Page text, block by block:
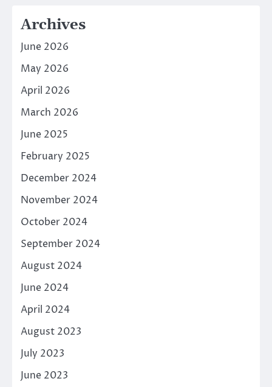
Archives
June 2026
May 2026
April 2026
March 2026
June 2025
February 2025
December 2024
November 2024
October 2024
September 2024
August 2024
June 2024
April 2024
August 2023
July 2023
June 2023